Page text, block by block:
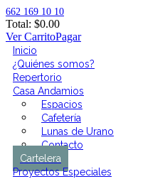
662 169 10 10
Total: $0.00
Ver CarritoPagar
Inicio
¿Quiénes somos?
Repertorio
Casa Andamios
Espacios
Cafetería
Lunas de Urano
Contacto
Cartelera
Proyectos Especiales